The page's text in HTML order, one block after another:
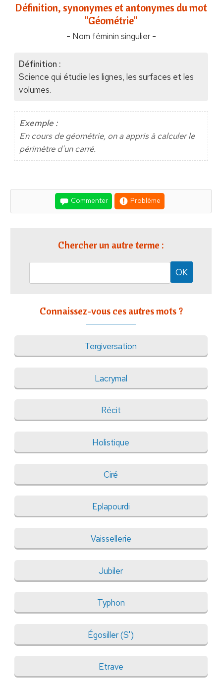
Définition, synonymes et antonymes du mot
"Géométrie"
- Nom féminin singulier -
Définition :
Science qui étudie les lignes, les surfaces et les
volumes.
Exemple :
En cours de géométrie, on a appris à calculer le
périmètre d'un carré.
Commenter Problème
Chercher un autre terme :
Connaissez-vous ces autres mots ?
Tergiversation
Lacrymal
Récit
Holistique
Ciré
Eplapourdi
Vaissellerie
Jubiler
Typhon
Égosiller (S')
Etrave